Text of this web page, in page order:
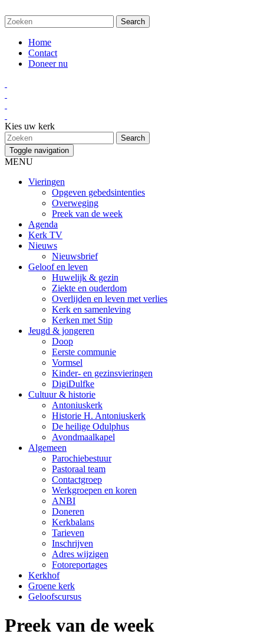
Home
Contact
Doneer nu
Kies uw kerk
Toggle navigation
MENU
Vieringen
Opgeven gebedsintenties
Overweging
Preek van de week
Agenda
Kerk TV
Nieuws
Nieuwsbrief
Geloof en leven
Huwelijk & gezin
Ziekte en ouderdom
Overlijden en leven met verlies
Kerk en samenleving
Kerken met Stip
Jeugd & jongeren
Doop
Eerste communie
Vormsel
Kinder- en gezinsvieringen
DigiDulfke
Cultuur & historie
Antoniuskerk
Historie H. Antoniuskerk
De heilige Odulphus
Avondmaalkapel
Algemeen
Parochiebestuur
Pastoraal team
Contactgroep
Werkgroepen en koren
ANBI
Doneren
Kerkbalans
Tarieven
Inschrijven
Adres wijzigen
Fotoreportages
Kerkhof
Groene kerk
Geloofscursus
Preek van de week